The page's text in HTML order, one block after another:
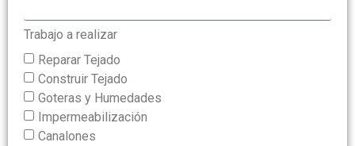
Trabajo a realizar
Reparar Tejado
Construir Tejado
Goteras y Humedades
Impermeabilización
Canalones